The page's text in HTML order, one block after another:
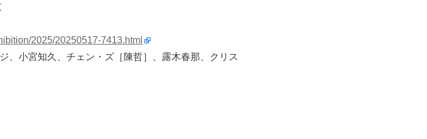
2025/20250517-7413.html
、小宮知久、チェン・ズ［陳哲］、露木春那、クリス